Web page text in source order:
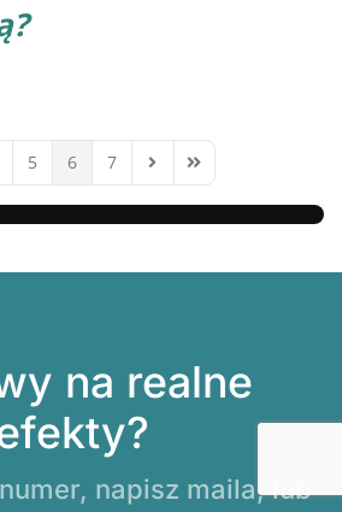
Page
5 6 7 Next PageLast Page
na realne
napisz maila, lub